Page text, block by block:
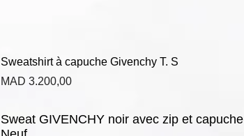
Sweatshirt à capuche Givenchy T. S
MAD 3.200,00
Sweat GIVENCHY noir avec zip et capuche